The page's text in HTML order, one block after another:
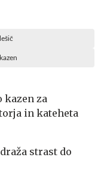
kazen za
in kateheta
strast do